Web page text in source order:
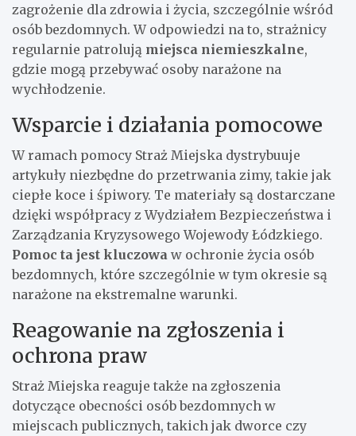
zagrożenie dla zdrowia i życia, szczególnie wśród
osób bezdomnych. W odpowiedzi na to, strażnicy
regularnie patrolują miejsca niemieszkalne,
gdzie mogą przebywać osoby narażone na
wychłodzenie.
Wsparcie i działania pomocowe
W ramach pomocy Straż Miejska dystrybuuje
artykuły niezbędne do przetrwania zimy, takie jak
ciepłe koce i śpiwory. Te materiały są dostarczane
dzięki współpracy z Wydziałem Bezpieczeństwa i
Zarządzania Kryzysowego Wojewody Łódzkiego.
Pomoc ta jest kluczowa w ochronie życia osób
bezdomnych, które szczególnie w tym okresie są
narażone na ekstremalne warunki.
Reagowanie na zgłoszenia i
ochrona praw
Straż Miejska reaguje także na zgłoszenia
dotyczące obecności osób bezdomnych w
miejscach publicznych, takich jak dworce czy